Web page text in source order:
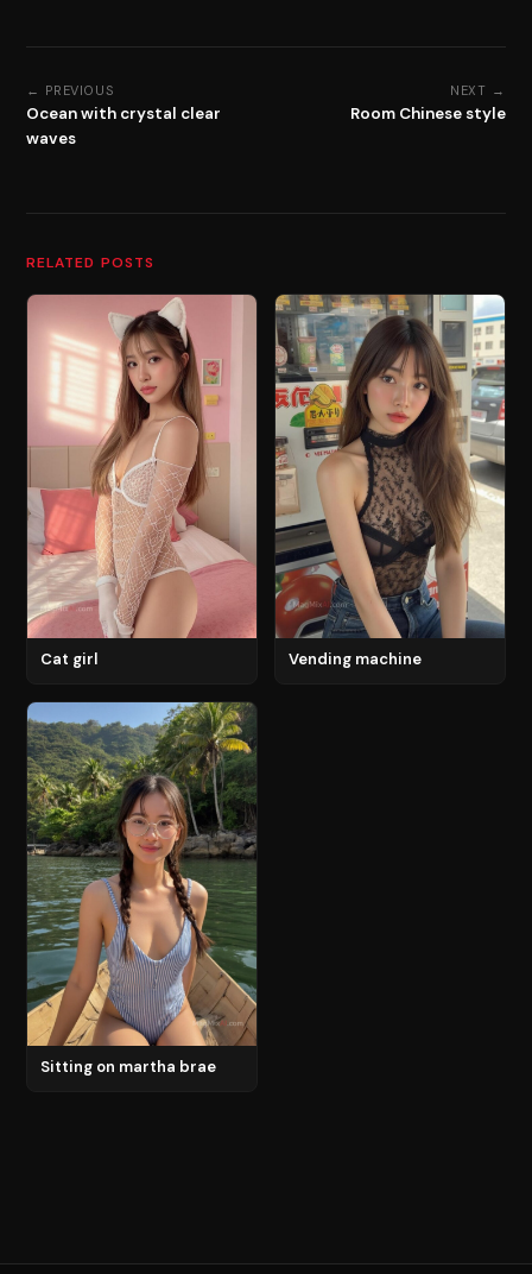
← PREVIOUS
Ocean with crystal clear
waves
NEXT →
Room Chinese style
RELATED POSTS
Cat girl Vending machine
Sitting on martha brae